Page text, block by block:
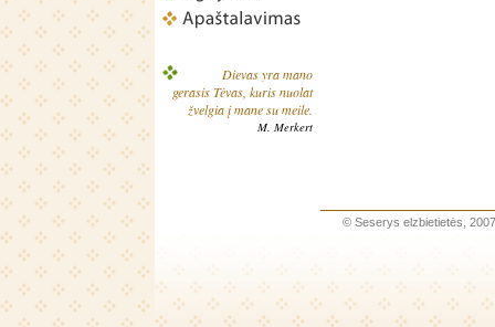
Dievas yra mano
gerasis Tėvas, kuris nuolat
žvelgia į mane su meile.
M. Merkert
© Seserys elzbietietės , 2007